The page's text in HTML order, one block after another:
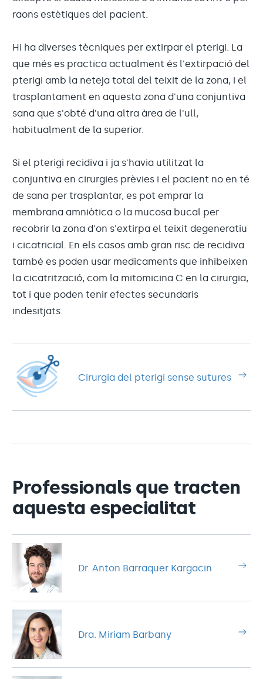
raons estètiques del pacient.
Hi ha diverses tècniques per extirpar el pterigi. La
que més es practica actualment és l'extirpació del
pterigi amb la neteja total del teixit de la zona, i el
trasplantament en aquesta zona d'una conjuntiva
sana que s'obté d'una altra àrea de l'ull,
habitualment de la superior.
Si el pterigi recidiva i ja s'havia utilitzat la
conjuntiva en cirurgies prèvies i el pacient no en té
de sana per trasplantar, es pot emprar la
membrana amniòtica o la mucosa bucal per
recobrir la zona d'on s'extirpa el teixit degeneratiu
i cicatricial. En els casos amb gran risc de recidiva
també es poden usar medicaments que inhibeixen
la cicatrització, com la mitomicina C en la cirurgia,
tot i que poden tenir efectes secundaris
indesitjats.
Cirurgia del pterigi sense sutures
Professionals que tracten
aquesta especialitat
Dr. Anton Barraquer Kargacin
Dra. Miriam Barbany